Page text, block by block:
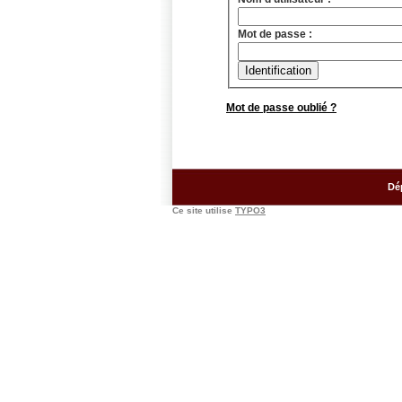
Mot de passe :
Mot de passe oublié ?
Ce site utilise TYPO3